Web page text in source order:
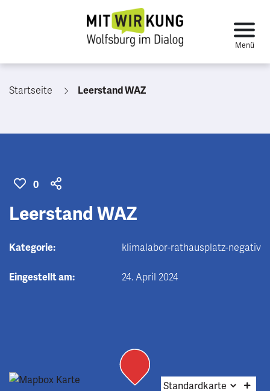
Startseite Leerstand WAZ
0
Leerstand WAZ
Kategorie: klimalabor-rathausplatz-negativ
Eingestellt am: 24. April 2024